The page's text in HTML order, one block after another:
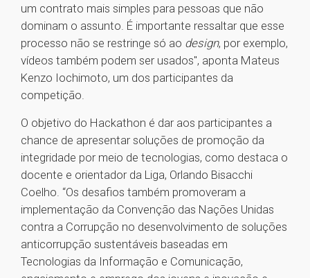
um contrato mais simples para pessoas que não
dominam o assunto. É importante ressaltar que esse
processo não se restringe só ao design, por exemplo,
vídeos também podem ser usados", aponta Mateus
Kenzo Iochimoto, um dos participantes da
competição.
O objetivo do Hackathon é dar aos participantes a
chance de apresentar soluções de promoção da
integridade por meio de tecnologias, como destaca o
docente e orientador da Liga, Orlando Bisacchi
Coelho. “Os desafios também promoveram a
implementação da Convenção das Nações Unidas
contra a Corrupção no desenvolvimento de soluções
anticorrupção sustentáveis baseadas em
Tecnologias da Informação e Comunicação,